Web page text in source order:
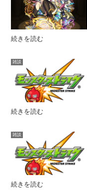
続きを読む
雑談
続きを読む
雑談
続きを読む